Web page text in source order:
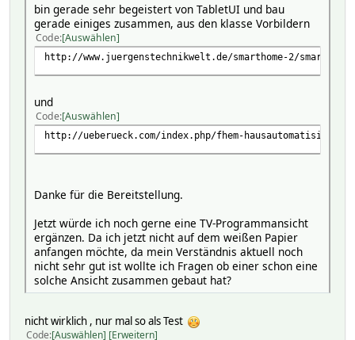
bin gerade sehr begeistert von TabletUI und bau
gerade einiges zusammen, aus den klasse Vorbildern
Code Auswählen
http://www.juergenstechnikwelt.de/smarthome-2/
und
Code Auswählen
http://ueberueck.com/index.php/fhem-
Danke für die Bereitstellung.
Jetzt würde ich noch gerne eine TV-Programmansicht
ergänzen. Da ich jetzt nicht auf dem weißen Papier
anfangen möchte, da mein Verständnis aktuell noch
nicht sehr gut ist wollte ich Fragen ob einer schon eine
solche Ansicht zusammen gebaut hat?
nicht wirklich , nur mal so als Test
Code Auswählen Erweitern